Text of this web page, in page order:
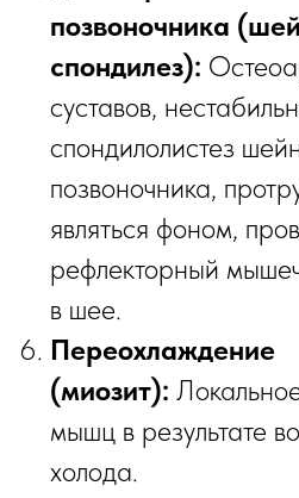
позвоночника
спондилез):
суставов,
спондилолистез
позвоночника,
являться фоном,
рефлекторный
в шее.
Переохлаждение
(миозит):
мышц в результате
холода.